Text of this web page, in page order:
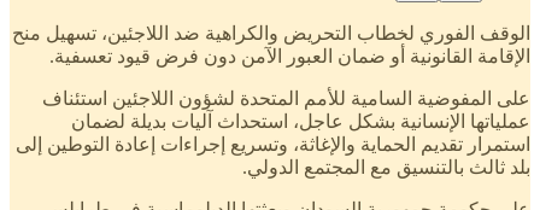
الوقف الفوري لخطاب التحريض والكراهية ضد اللاجئين، تسهيل منح
الإقامة القانونية أو ضمان العبور الآمن دون فرض قيود تعسفية.
على المفوضية السامية للأمم المتحدة لشؤون اللاجئين استئناف
عملياتها الإنسانية بشكل عاجل، استحداث آليات بديلة لضمان
استمرار تقديم الحماية والإغاثة، وتسريع إجراءات إعادة التوطين إلى
بلد ثالث بالتنسيق مع المجتمع الدولي.